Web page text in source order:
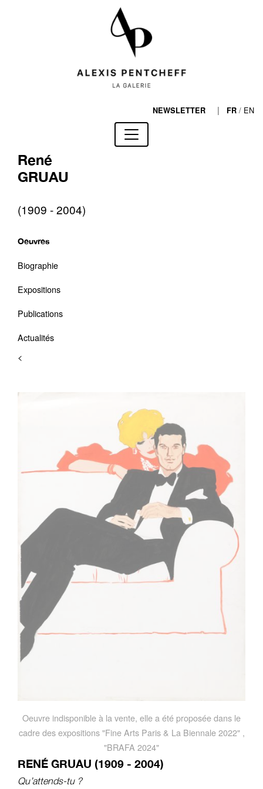
NEWSLETTER | FR / EN
René
GRUAU
(1909 - 2004)
Oeuvres
Biographie
Expositions
Publications
Actualités
<
Oeuvre indisponible à la vente, elle a été proposée dans le
cadre des expositions "Fine Arts Paris & La Biennale 2022" ,
"BRAFA 2024"
RENÉ GRUAU (1909 - 2004)
Qu’attends-tu ?